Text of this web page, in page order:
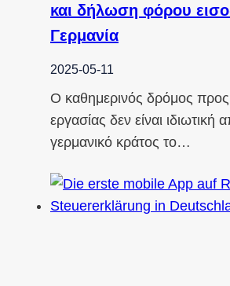
και δήλωση φόρου
Γερμανία
2025-05-11
Ο καθημερινός δρόμος
εργασίας δεν είναι
γερμανικό κράτος το…